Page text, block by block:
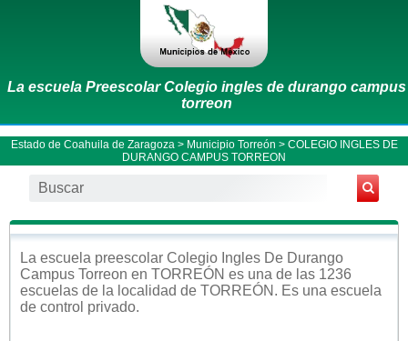
La escuela Preescolar Colegio ingles de durango campus
torreon
Estado de Coahuila de Zaragoza > Municipio Torreón > COLEGIO INGLES DE
DURANGO CAMPUS TORREON
La escuela preescolar Colegio Ingles De Durango
Campus Torreon en TORREÓN es una de las 1236
escuelas de la localidad de TORREÓN . Es una escuela
de control privado.